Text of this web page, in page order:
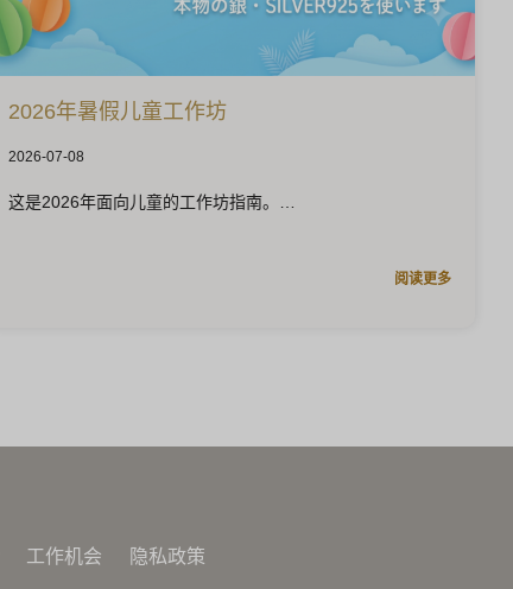
2026年暑假儿童工作坊
2026-07-08
这是2026年面向儿童的工作坊指南。
阅读更多
工作机会 隐私政策